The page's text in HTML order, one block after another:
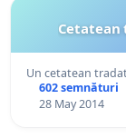
Cetatean
Un cetatean
602 semnături
28 May 2014